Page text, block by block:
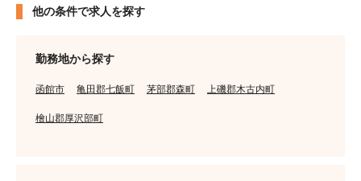
他の条件で求人を探す
勤務地から探す
函館市 亀田郡七飯町 茅部郡森町 上磯郡木古内町
檜山郡厚沢部町